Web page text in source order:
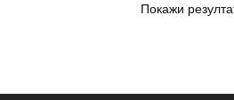
Покажи